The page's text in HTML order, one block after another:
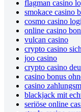
flagman casino
smokace casino
cosmo casino
online casino
vulcan casino
crypto casino
joo casino
crypto casino
casino bonus
casino
blackjack mit
seriöse online